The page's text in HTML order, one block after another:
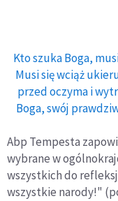
Kto szuka Boga,
Musi się wciąż
przed oczyma i
Boga, swój
Abp Tempesta
wybrane w
wszystkich do
wszystkie narody!"